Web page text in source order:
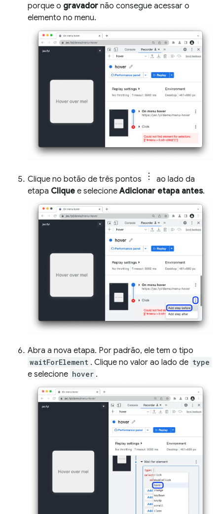
porque o gravador não consegue acessar o
elemento no menu.
Clique no botão de três pontos
ao lado da
etapa Clique e selecioneAdicionar etapa antes.
Abra a nova etapa. Por padrão, ele tem o tipo
waitForElement . Clique no valor ao lado de type
e selecione hover .